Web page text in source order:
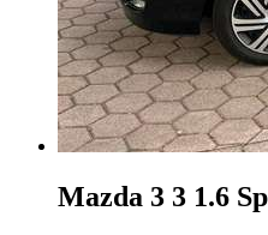
Mazda 3 3 1.6